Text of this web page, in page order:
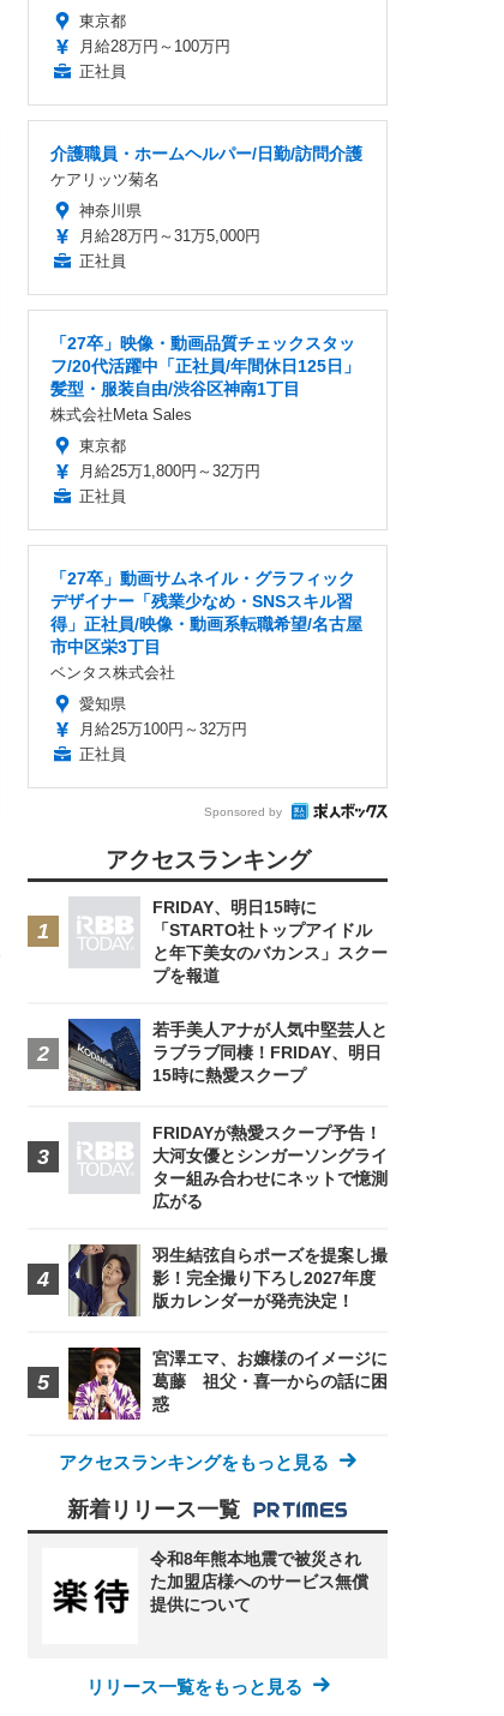
東京都
月給28万円～100万円
正社員
介護職員・ホームヘルパー/日勤/訪問介護
ケアリッツ菊名
神奈川県
月給28万円～31万5,000円
正社員
「27卒」映像・動画品質チェックスタッ
フ/20代活躍中「正社員/年間休日125日」
髪型・服装自由/渋谷区神南1丁目
株式会社Meta Sales
東京都
月給25万1,800円～32万円
正社員
「27卒」動画サムネイル・グラフィック
デザイナー「残業少なめ・SNSスキル習
得」正社員/映像・動画系転職希望/名古屋
市中区栄3丁目
ベンタス株式会社
愛知県
月給25万100円～32万円
正社員
Sponsored by
アクセスランキング
FRIDAY、明日15時に
「STARTO社トップアイドル
と年下美女のバカンス」スクー
プを報道
若手美人アナが人気中堅芸人と
ラブラブ同棲！FRIDAY、明日
15時に熱愛スクープ
FRIDAYが熱愛スクープ予告！
大河女優とシンガーソングライ
ター組み合わせにネットで憶測
広がる
羽生結弦自らポーズを提案し撮
影！完全撮り下ろし2027年度
版カレンダーが発売決定！
宮澤エマ、お嬢様のイメージに
葛藤 祖父・喜一からの話に困
惑
アクセスランキングをもっと見る
新着リリース一覧
令和8年熊本地震で被災され
た加盟店様へのサービス無償
提供について
リリース一覧をもっと見る